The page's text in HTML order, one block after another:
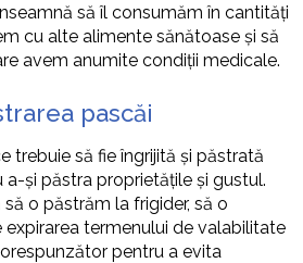
să îl consumăm în cantități
cu alte alimente sănătoase și să
avem anumite condiții medicale.
pascăi
trebuie să fie îngrijită și păstrată
și păstra proprietățile și gustul.
o păstrăm la frigider, să o
termenului de valabilitate
pentru a evita